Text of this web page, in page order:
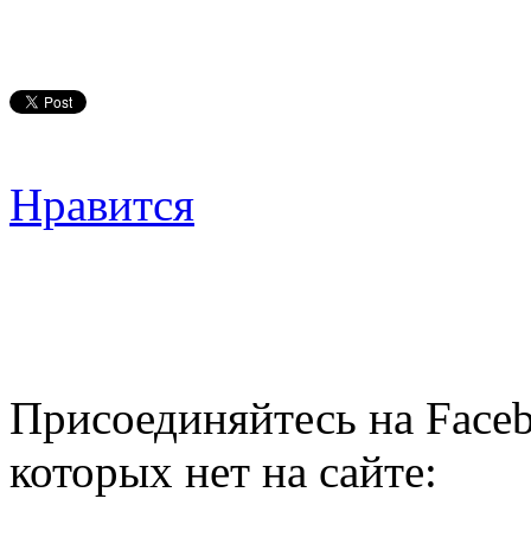
Нравится
Присоединяйтесь на
которых нет на сайте: